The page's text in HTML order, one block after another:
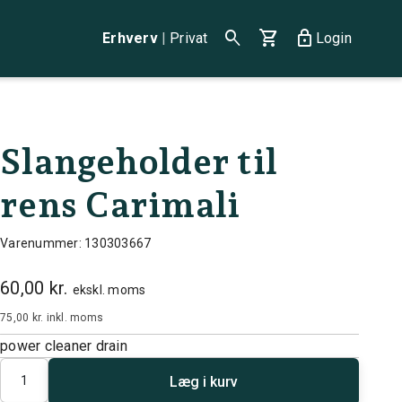
Erhverv | Privat search shopping_cart lock Login
Slangeholder til
rens Carimali
Varenummer: 130303667
60,00 kr. ekskl. moms
75,00 kr. inkl. moms
power cleaner drain
Antal
Læg i kurv